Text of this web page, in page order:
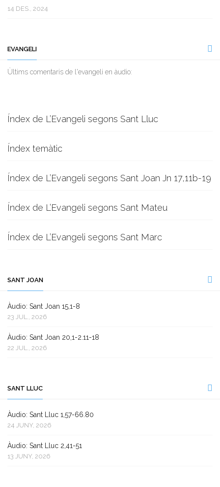
14 DES., 2024
EVANGELI
Ùltims comentaris de l'evangeli en àudio:
Índex de L’Evangeli segons Sant Lluc
Índex temàtic
Índex de L’Evangeli segons Sant Joan Jn 17,11b-19
Índex de L’Evangeli segons Sant Mateu
Índex de L’Evangeli segons Sant Marc
SANT JOAN
Àudio: Sant Joan 15,1-8
23 JUL., 2026
Àudio: Sant Joan 20,1-2.11-18
22 JUL., 2026
SANT LLUC
Àudio: Sant Lluc 1,57-66.80
24 JUNY, 2026
Àudio: Sant Lluc 2,41-51
13 JUNY, 2026